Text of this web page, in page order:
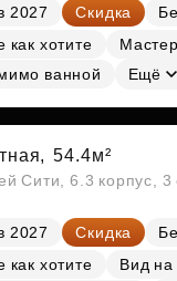
2027 Скидка
как хотите
ванной
Ещё
54.4м²
Сити, 6.3 корпус,
2027 Скидка
как хотите
Вид на